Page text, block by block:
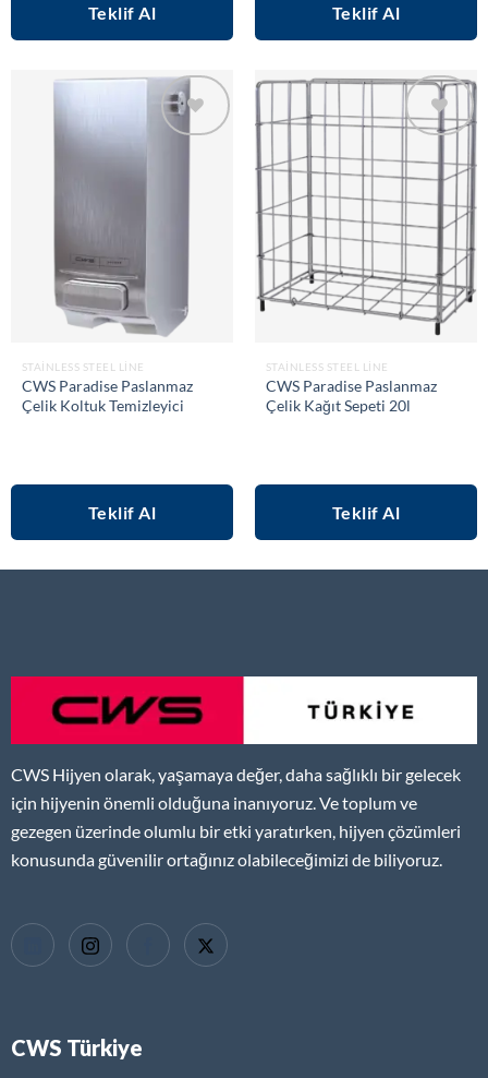
Teklif Al Teklif Al
STAINLESS STEEL LINE
CWS Paradise Paslanmaz
Çelik Koltuk Temizleyici
Teklif Al
wishlist
STAINLESS STEEL LINE
CWS Paradise Paslanmaz
Çelik Kağıt Sepeti 20l
Teklif Al
CWS Hijyen olarak, yaşamaya değer, daha sağlıklı bir gelecek
için hijyenin önemli olduğuna inanıyoruz. Ve toplum ve
gezegen üzerinde olumlu bir etki yaratırken, hijyen çözümleri
konusunda güvenilir ortağınız olabileceğimizi de biliyoruz.
CWS Türkiye